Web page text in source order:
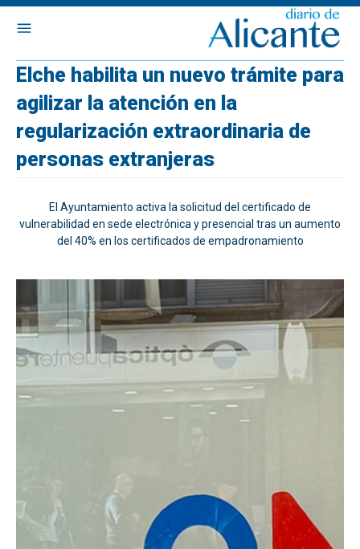
Elche habilita un nuevo trámite para
agilizar la atención en la
regularización extraordinaria de
personas extranjeras
El Ayuntamiento activa la solicitud del certificado de
vulnerabilidad en sede electrónica y presencial tras un aumento
del 40% en los certificados de empadronamiento